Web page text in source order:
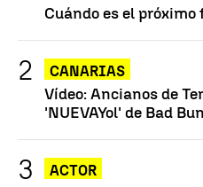
Cuándo es el
CANARIAS
Vídeo: Ancianos de
'NUEVAYol' de Bad
ACTOR